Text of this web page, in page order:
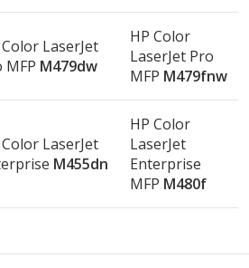
LaserJet
MFP M479dw
HP Color
LaserJet Pro
MFP M479fnw
LaserJet
M455dn
HP Color
LaserJet
Enterprise
MFP M480f